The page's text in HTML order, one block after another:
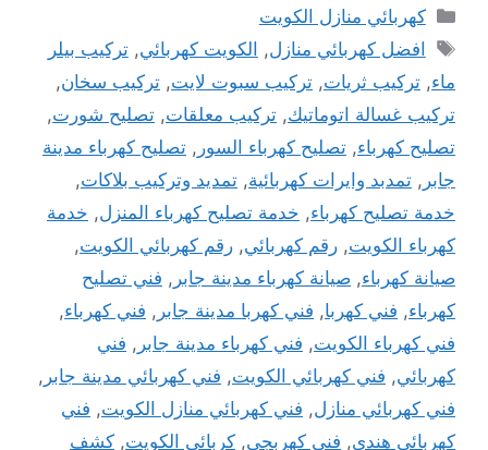
التصنيفات
كهربائي منازل الكويت
الوسوم
افضل كهربائي منازل, الكويت كهربائي,تركيب بيلر
ماء, تركيب ثريات, تركيب سبوت لايت, تركيب سخان,
تركيب غسالة اتوماتيك, تركيب معلقات, تصليح شورت,
تصليح كهرباء, تصليح كهرباء السور , تصليح كهرباء مدينة
جابر , تمدبد وايرات كهربائية, تمديد وتركيب بلاكات,
خدمة تصليح كهرباء, خدمة تصليح كهرباء المنزل, خدمة
كهرباء الكويت, رقم كهربائي, رقم كهربائي الكويت,
صيانة كهرباء, صيانة كهرباء مدينة جابر , فني تصليح
كهرباء, فني كهربا, فني كهربا مدينة جابر , فني كهرباء,
فني كهرباء الكويت, فني كهرباء مدينة جابر , فني
كهربائي, فني كهربائي الكويت, فني كهربائي مدينة جابر ,
فني كهربائي منازل, فني كهربائي منازل الكويت, فني
كهربائي هندي, فني كهربجي, كربائي الكويت, كشف